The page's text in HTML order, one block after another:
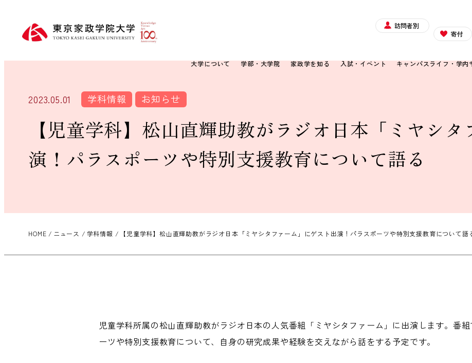
訪問者別
寄付
大学について 学部・大学院 家政学を知る 入試・イベント キャンパスライフ・学内
2023.05.01 学科情報 お知らせ
【児童学科】松山直輝助教がラジオ日本「ミヤシ
演！パラスポーツや特別支援教育について語る
HOME ニュース 学科情報 【児童学科】松山直輝助教がラジオ日本「ミヤシタファーム」にゲスト出演！パラスポーツや特別支援教育について語
児童学科所属の松山直輝助教がラジオ日本の人気番組「ミヤシタファーム」に出演します。番
ーツや特別支援教育について、自身の研究成果や経験を交えながら話をする予定です。